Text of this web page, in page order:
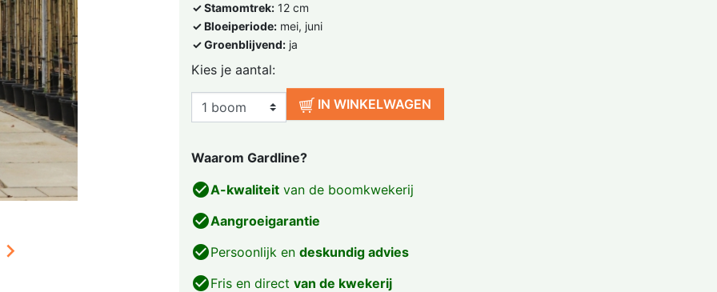
✓ Stamomtrek:12 cm
✓ Bloeiperiode:mei, juni
✓ Groenblijvend:ja
Kies je aantal:
IN WINKELWAGEN
Waarom Gardline?
check_circleA-kwaliteitvan de boomkwekerij
check_circleAangroeigarantie
check_circlePersoonlijk en deskundig advies
check_circleFris en direct van de kwekerij